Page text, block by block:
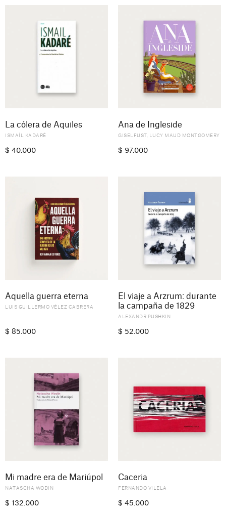
La cólera de Aquiles
ISMAÍL KADARÉ
$ 40.000
Ana de Ingleside
GISELFUST , LUCY MAUD MONTGOMERY
$ 97.000
Aquella guerra eterna
LUIS GUILLERMO VÉLEZ CABRERA
$ 85.000
El viaje a Arzrum: durante
la campaña de 1829
ALEXANDR PUSHKIN
$ 52.000
Mi madre era de Mariúpol
NATASCHA WODIN
$ 132.000
Caceria
FERNANDO VILELA
$ 45.000